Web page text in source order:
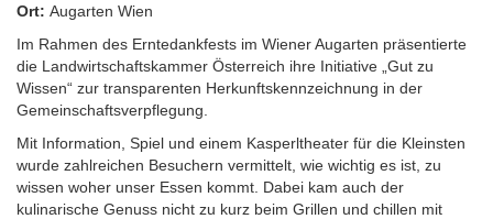
Ort: Augarten Wien
Im Rahmen des Erntedankfests im Wiener Augarten präsentierte
die Landwirtschaftskammer Österreich ihre Initiative „Gut zu
Wissen“ zur transparenten Herkunftskennzeichnung in der
Gemeinschaftsverpflegung.
Mit Information, Spiel und einem Kasperltheater für die Kleinsten
wurde zahlreichen Besuchern vermittelt, wie wichtig es ist, zu
wissen woher unser Essen kommt. Dabei kam auch der
kulinarische Genuss nicht zu kurz beim Grillen und chillen mit